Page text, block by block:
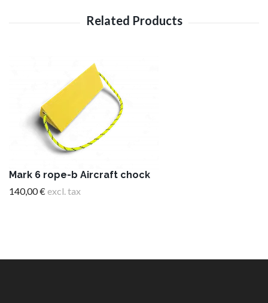
Mark 6 rope-b Aircraft chock
140,00 € excl. tax